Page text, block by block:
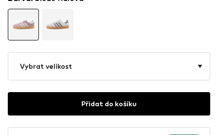
Vybrat velikost
Přidat do košíku